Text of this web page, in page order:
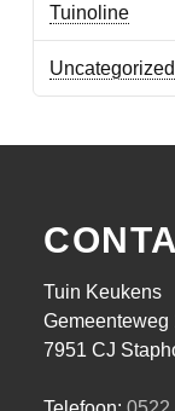
Tuinoline
Uncategorized
Tuin Keukens
Gemeenteweg
7951 CJ